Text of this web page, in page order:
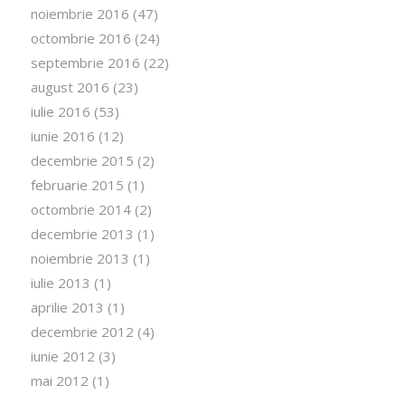
noiembrie 2016 (47)
octombrie 2016 (24)
septembrie 2016 (22)
august 2016 (23)
iulie 2016 (53)
iunie 2016 (12)
decembrie 2015 (2)
februarie 2015 (1)
octombrie 2014(2)
decembrie 2013 (1)
noiembrie 2013 (1)
iulie 2013 (1)
aprilie 2013 (1)
decembrie 2012 (4)
iunie 2012 (3)
mai 2012 (1)